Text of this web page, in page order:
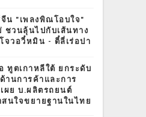
น "เพลงพิณโอบใจ"
ชวนลุ้นไปกับเส้นทาง
จวอวี๋หมิน - ตี๋ลี่เร่อปา
ทูตเกาหลีใต้ ยกระดับ
านการค้าและการ
ผย บ.ผลิตรถยนต์
นใจขยายฐานในไทย